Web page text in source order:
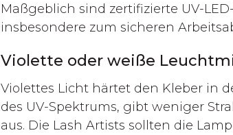
Maßgeblich sind zertifizierte UV-
insbesondere zum sicheren
Violette oder weiße
Violettes Licht härtet den Kleber in
des UV-Spektrums, gibt weniger
aus. Die Lash Artists sollten die